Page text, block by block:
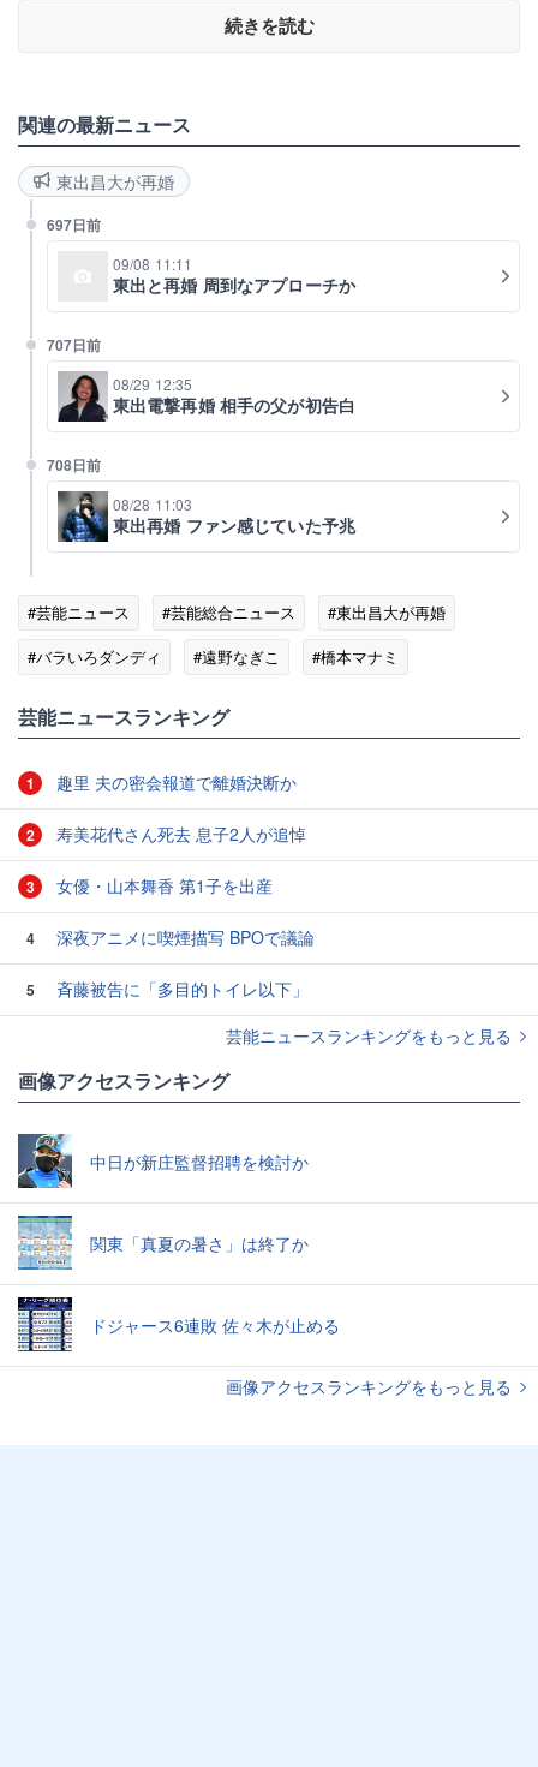
続きを読む
関連の最新ニュース
東出昌大が再婚
697日前
09/08 11:11
東出と再婚 周到なアプローチか
707日前
08/29 12:35
東出電撃再婚 相手の父が初告白
708日前
08/28 11:03
東出再婚 ファン感じていた予兆
#芸能ニュース #芸能総合ニュース
#東出昌大が再婚
#バラいろダンディ
#遠野なぎこ #橋本マナミ
芸能ニュースランキング
1 趣里 夫の密会報道で離婚決断か
2 寿美花代さん死去 息子2人が追悼
3 女優・山本舞香 第1子を出産
4 深夜アニメに喫煙描写 BPOで議論
5
斉藤被告に「多目的トイレ以下」
芸能ニュースランキングをもっと見る
画像アクセスランキング
中日が新庄監督招聘を検討か
関東「真夏の暑さ」は終了か
ドジャース6連敗 佐々木が止める
画像アクセスランキングをもっと見る